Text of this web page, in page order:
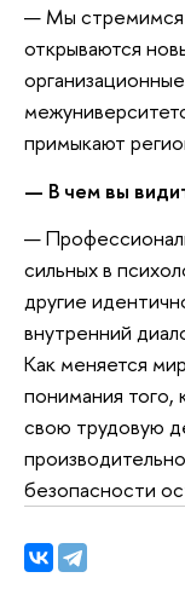
— Мы стремимся
открываются
примыкают
— В чем вы
—
сильных в
другие
внутренний
Как меняется
понимания того,
свою трудовую
безопасности